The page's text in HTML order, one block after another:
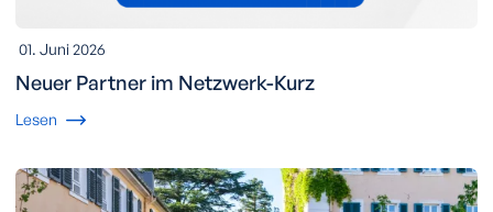
01. Juni 2026
Neuer Partner im Netzwerk-Kurz
Lesen